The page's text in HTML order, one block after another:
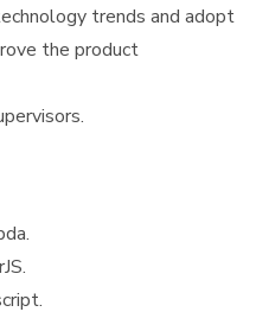
trends and adopt
the product